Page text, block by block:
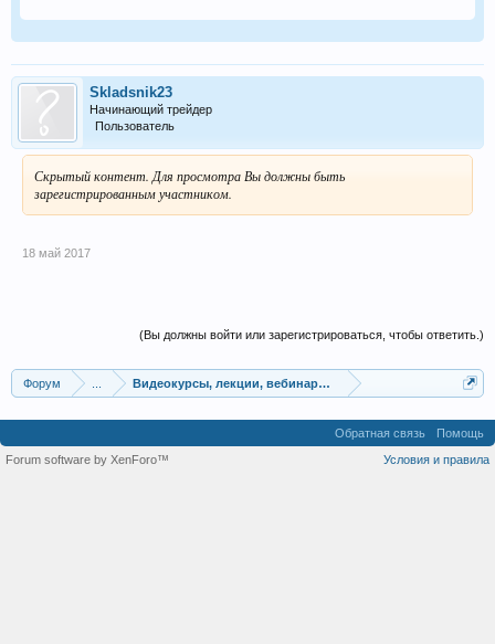
Skladsnik23
Начинающий трейдер
Пользователь
Скрытый контент. Для просмотра Вы должны быть
зарегистрированным участником.
18 май 2017
(Вы должны войти или зарегистрироваться, чтобы ответить.)
Форум Видеокурсы, лекции, вебинары, учебный материал
Обратная связь
Помощь
Условия и правила
Forum software by XenForo™